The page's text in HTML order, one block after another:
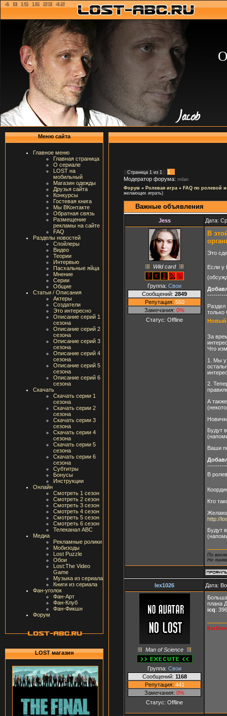
Меню сайта
Главное меню
Главная страница
О сериале
LOST на
мобильный
Магазин одежды
Друзья сайта
Конкурсы
Гостевая книга
Мы ВКонтакте
Обратная связь
Размещение
рекламы на сайте
FAQ
Разделы новостей
Спойлеры
Видео
Теории
Интервью
Пасхальные яйца
Мнение
Серии
Общие
Статьи / Описания
Актеры
Создатели
Это интересно
Описание серий 1
сезона
Описание серий 2
сезона
Описание серий 3
сезона
Описание серий 4
сезона
Описание серий 5
сезона
Описание серий 6
сезона
Скачать
Скачать серии 1
сезона
Скачать серии 2
сезона
Скачать серии 3
сезона
Скачать серии 4
сезона
Скачать серии 5
сезона
Скачать серии 6
сезона
Субтитры
Бонусы
Инструкции
Онлайн
Смотреть 1 сезон
Смотреть 2 сезон
Смотреть 3 сезон
Смотреть 4 сезон
Смотреть 5 сезон
Смотреть 6 сезон
Телеканал ABC
Медиа
Рекламные ролики
Мобизоды
Lost Puzzle
Обои
Lost:The Video
Game
Музыка из сериала
Книги из сериала
Фан-уголок
Фан-Арт
Фан-Клуб
Фан-Фикшн
Форум
LOST магазин
Страница 1 из 1
1
Модератор форума: milan
Форум » Ролевая игра » FAQ по ролевой
желающих играть)
Важные объявления
Jеss Дата:
Wild card
Группа: Свои
Сообщений: 2849
Репутация: 550
Замечания: 0%
Статус: Offline
В
Это
Если у
Новый
За
Что
1. Мы
2.
А
Будут
Ваши
В
Кто
http://
Будут
По
Не
lex1026 Дата:
Man of Science
Группа: Свои
Сообщений: 1168
Репутация: 441
Замечания: 0%
Статус: Offline
плана
icq: